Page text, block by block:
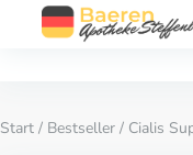
Start / Bestseller / Cialis